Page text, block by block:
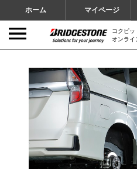
ホーム マイページ
コクピ
オンライ